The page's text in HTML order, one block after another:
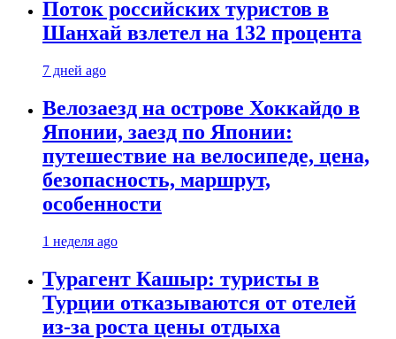
Поток российских туристов в
Шанхай взлетел на 132 процента
7 дней ago
Велозаезд на острове Хоккайдо в
Японии, заезд по Японии:
путешествие на велосипеде, цена,
безопасность, маршрут,
особенности
1 неделя ago
Турагент Кашыр: туристы в
Турции отказываются от отелей
из-за роста цены отдыха